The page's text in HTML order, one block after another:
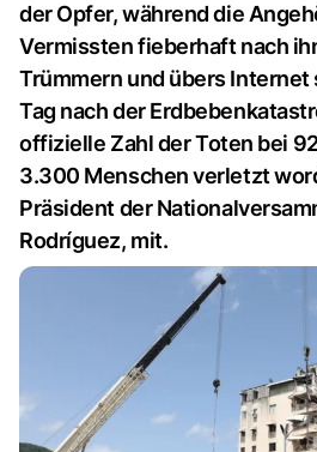
der Opfer, während die
Vermissten fieberhaft nach
Trümmern und übers
Tag nach der
offizielle Zahl der Toten bei
3.300 Menschen verletzt
Präsident der
Rodríguez, mit.